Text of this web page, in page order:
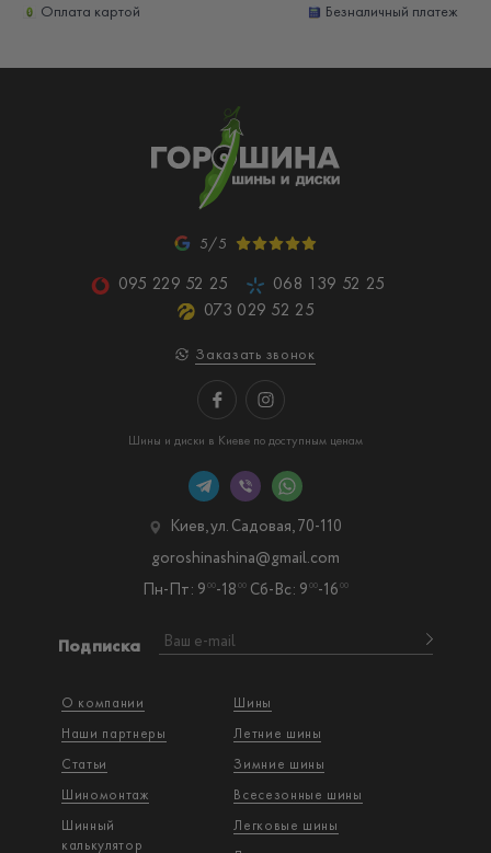
Оплата картой
Безналичный платеж
5/5
095 229 52 25
068 139 52 25
073 029 52 25
Заказать звонок
Шины и диски в Киеве по доступным ценам
О компании
Наши партнеры
Статьи
Шиномонтаж
Шинный
калькулятор
Шины
Летние шины
Зимние шины
Всесезонные шины
Легковые шины
Подписка
Киев, ул. Садовая, 70-110
Пн-Пт: 9 00-18 00 Сб-Вс: 9 00-16 00
goroshinashina@gmail.com